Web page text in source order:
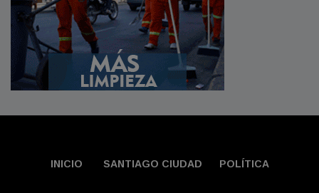
INICIO SANTIAGO CIUDAD POLÍTICA